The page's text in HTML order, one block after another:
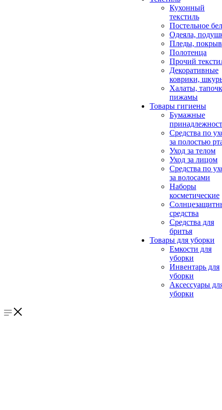
Кухонный
текстиль
Постельное
Одеяла,
Пледы,
Полотенца
Прочий
Декоративные
коврики,
Халаты,
пижамы
Товары гигиены
Бумажные
Средства по
за полостью
Уход за телом
Уход за лицом
Средства по
за волосами
Наборы
косметические
средства
Средства для
бритья
Товары для уборки
Емкости для
уборки
Инвентарь для
уборки
Аксессуары
уборки